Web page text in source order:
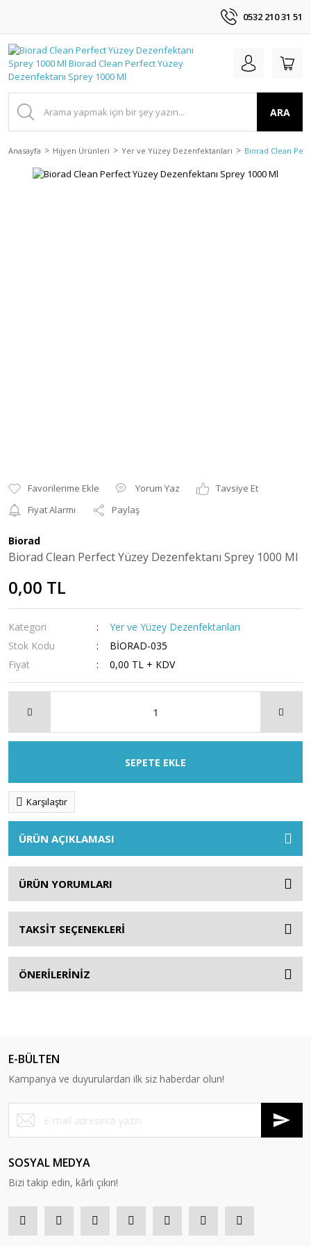
0532 210 31 51
ARA
Anasayfa Hijyen Ürünleri Yer ve Yüzey Dezenfektanları Biorad Clean
Yorum Yaz
Tavsiye Et
Fiyat Alarmı
Paylaş
Biorad
Biorad Clean Perfect Yüzey Dezenfektanı Sprey 1000 Ml
0,00 TL
Kategori
Yer ve Yüzey Dezenfektanları
Stok Kodu
BİORAD-035
Fiyat
0,00 TL + KDV
SEPETE EKLE
Karşılaştır
ÜRÜN AÇIKLAMASI
ÜRÜN YORUMLARI
TAKSİT SEÇENEKLERİ
ÖNERİLERİNİZ
E-BÜLTEN
Kampanya ve duyurulardan ilk siz haberdar olun!
SOSYAL MEDYA
Bizi takip edin, kârlı çıkın!